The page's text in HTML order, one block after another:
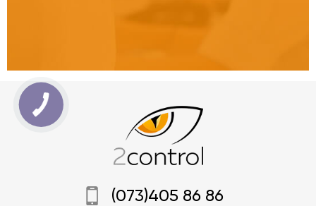
(073)405 86 86